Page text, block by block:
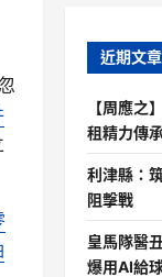
近期文章
【周應之
租精力傳
利津縣：
阻擊戰
皇馬隊醫
爆用AI給